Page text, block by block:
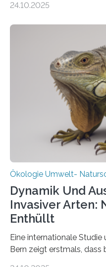
vergangenen fünf Jahren
heutigen Donnerstag
Aufbauphase an den
Bundesministerium für
Heimat. Braunschweig/
Ein Netz aus 155
über Deutschlands
in den vergangenen fünf
Wissenschaftlerinnen
Thünen-Instituts für
24.10.2025
Ökologie Umwelt-
Dynamik Und
Invasiver Arten:
Enthüllt
Eine internationale
Bern zeigt erstmals, dass